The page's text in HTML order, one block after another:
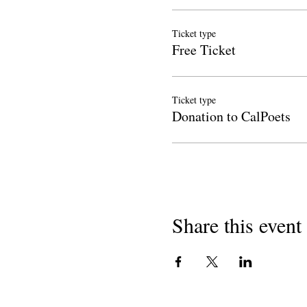
Ticket type
Free Ticket
Ticket type
Donation to CalPoets
Share this event